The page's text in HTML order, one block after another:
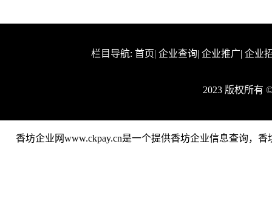
栏目导航: 首页| 企业查询| 企业推广| 企业
2023 版权所有
香坊企业网www.ckpay.cn是一个提供香坊企业信息查询，